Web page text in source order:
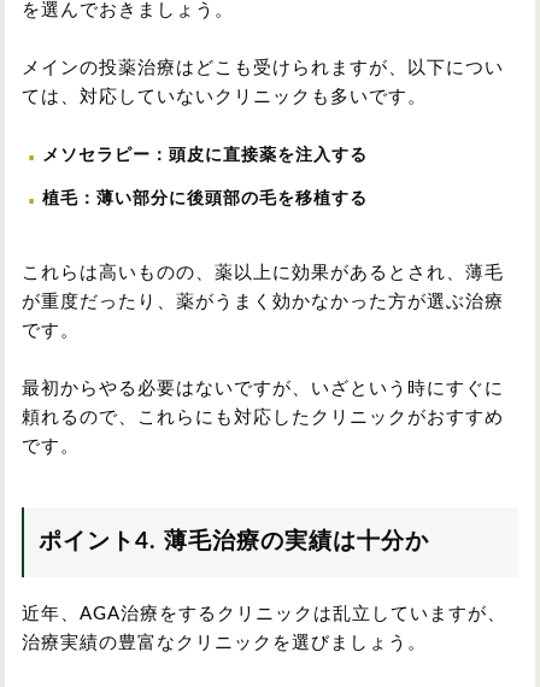
を選んでおきましょう。
メインの投薬治療はどこも受けられますが、以下につい
ては、対応していないクリニックも多いです。
メソセラピー：頭皮に直接薬を注入する
植毛：薄い部分に後頭部の毛を移植する
これらは高いものの、薬以上に効果があるとされ、薄毛
が重度だったり、薬がうまく効かなかった方が選ぶ治療
です。
最初からやる必要はないですが、いざという時にすぐに
頼れるので、これらにも対応したクリニックがおすすめ
です。
ポイント4. 薄毛治療の実績は十分か
近年、AGA治療をするクリニックは乱立していますが、
治療実績の豊富なクリニックを選びましょう。